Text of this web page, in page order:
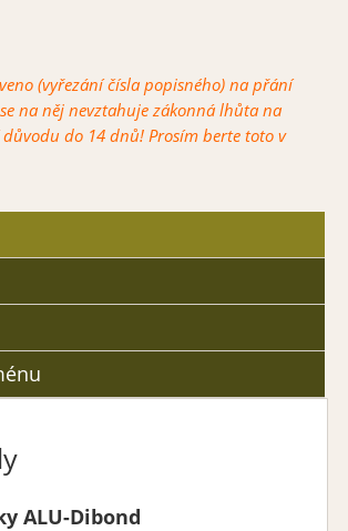
(vyřezání čísla popisného) na přání
na něj nevztahuje zákonná lhůta na
do 14 dnů! Prosím berte toto v
ALU-Dibond